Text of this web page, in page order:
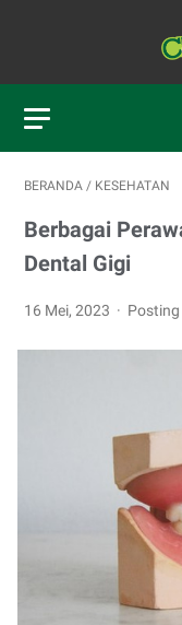
BERANDA / KESEHATAN
Berbagai
Dental Gigi
16 Mei, 2023